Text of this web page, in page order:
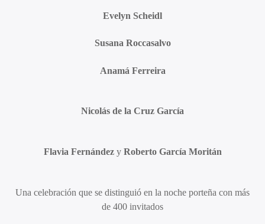
Evelyn Scheidl
Susana Roccasalvo
Anamá Ferreira
Nicolás de la Cruz García
Flavia Fernándezy Roberto García Moritán
Una celebración que se distinguió en la noche porteña con más
de 400 invitados